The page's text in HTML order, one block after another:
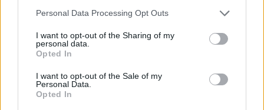
Personal Data Processing Opt Outs
I want to opt-out of the Sharing of my
personal data.
Opted In
I want to opt-out of the Sale of my
Personal Data.
Opted In
13 år sedan
Ang beskäring, så ta endast bort skadade grenar. Putsa
dem lite mätt på våren, men inte samma beskäring
som andra rosor!
Svara